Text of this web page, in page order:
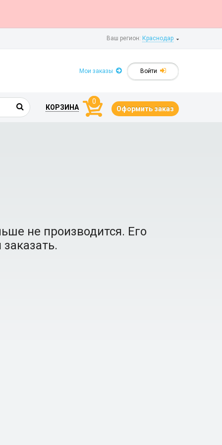
Ваш регион: Краснодар
Войти
Мои заказы
КОРЗИНА
0
Оформить заказ
не производится. Его